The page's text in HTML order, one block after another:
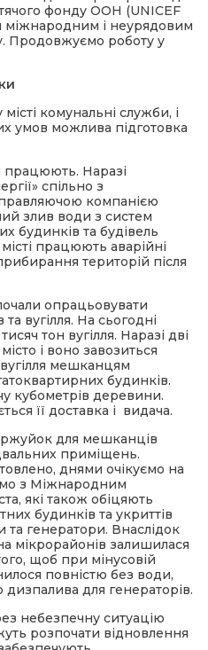
фонду ООН (UNICEF
і неурядовим
Продовжуємо роботу у
комунальні служби, і
умов можлива підготовка
працюють. Наразі
спільно з
компанією
злив води з систем
будинків та будівель
працюють аварійні
територій після
опрацьовувати
вугілля. На сьогодні
тон вугілля. Наразі дві
і воно завозиться
мешканцям
будинків.
кубометрів деревини.
її доставка і видача.
для мешканців
приміщень.
днями очікуємо на
з Міжнародним
які також обіцяють
будинків та укриттів
та генератори. Внаслідок
мікрорайонів залишилася
щоб при мінусовій
повністю без води,
для генераторів.
небезпечну ситуацію
розпочати відновлення